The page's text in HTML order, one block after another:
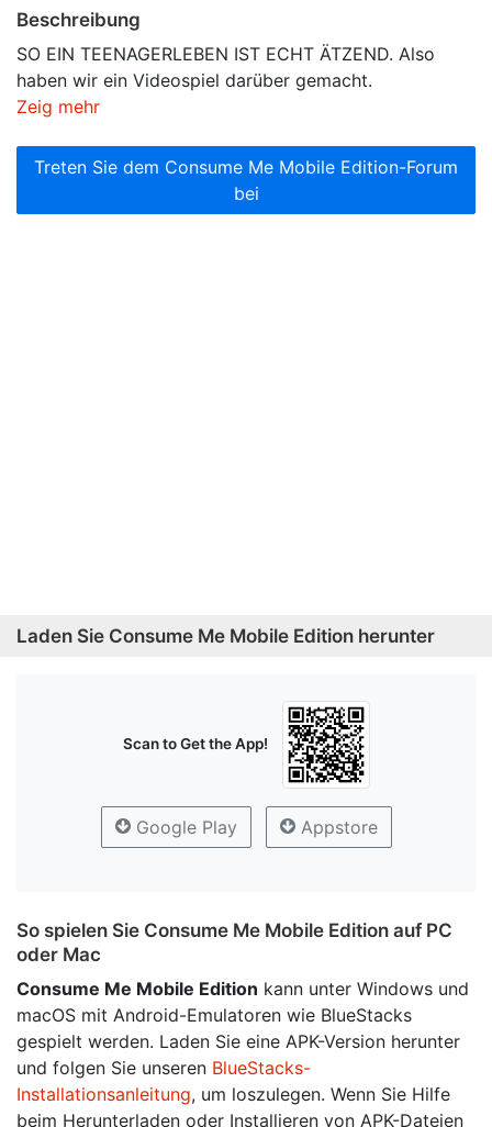
Beschreibung
SO EIN TEENAGERLEBEN IST ECHT ÄTZEND. Also
haben wir ein Videospiel darüber gemacht.
Zeig mehr
Treten Sie dem Consume Me Mobile Edition-Forum
bei
Laden Sie Consume Me Mobile Edition herunter
Scan to Get the App!
Google Play Appstore
So spielen Sie Consume Me Mobile Edition auf PC
oder Mac
Consume Me Mobile Edition kann unter Windows und
macOS mit Android-Emulatoren wie BlueStacks
gespielt werden. Laden Sie eine APK-Version herunter
und folgen Sie unseren BlueStacks-
Installationsanleitung, um loszulegen. Wenn Sie Hilfe
beim Herunterladen oder Installieren von APK-Dateien